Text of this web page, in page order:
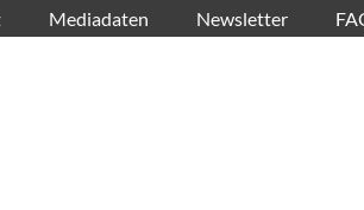
Mediadaten Newsletter